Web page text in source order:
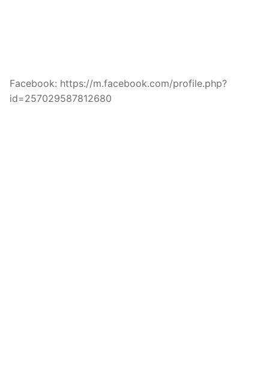
Facebook: https://m.facebook.com/profile.php?
id=257029587812680